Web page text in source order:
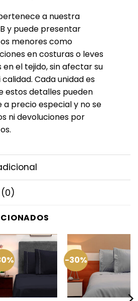
a nuestra
y puede presentar
menores como
en costuras o leves
el tejido, sin afectar su
Cada unidad es
estos detalles pueden
a precio especial y no se
ni devoluciones por
-30%